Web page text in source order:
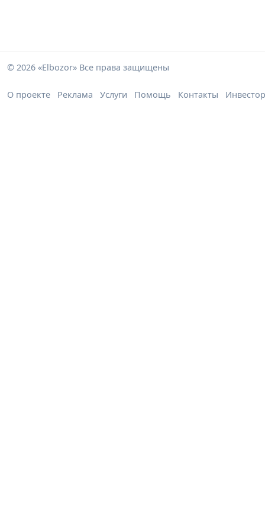
© 2026 «Elbozor» Все права защищены
О проекте Реклама Услуги Помощь Контакты